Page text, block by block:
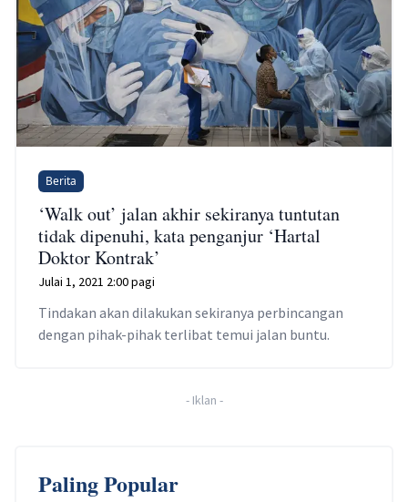
Berita
‘Walk out’ jalan akhir sekiranya tuntutan
tidak dipenuhi, kata penganjur ‘Hartal
Doktor Kontrak’
Julai 1, 2021 2:00 pagi
Tindakan akan dilakukan sekiranya perbincangan
dengan pihak-pihak terlibat temui jalan buntu.
- Iklan -
Paling Popular